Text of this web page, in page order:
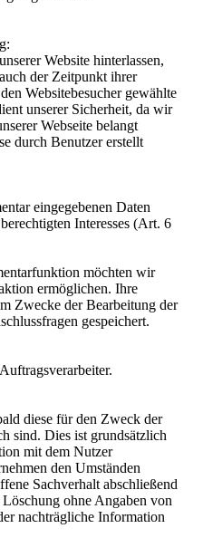
Website hinterlassen,
der Zeitpunkt ihrer
Websitebesucher gewählte
unserer Sicherheit, da wir
Webseite belangt
durch Benutzer erstellt
eingegebenen Daten
Interesses (Art. 6
möchten wir
ermöglichen. Ihre
Zwecke der Bearbeitung der
gespeichert.
diese für den Zweck der
sind. Dies ist grundsätzlich
mit dem Nutzer
den Umständen
Sachverhalt abschließend
ohne Angaben von
nachträgliche Information